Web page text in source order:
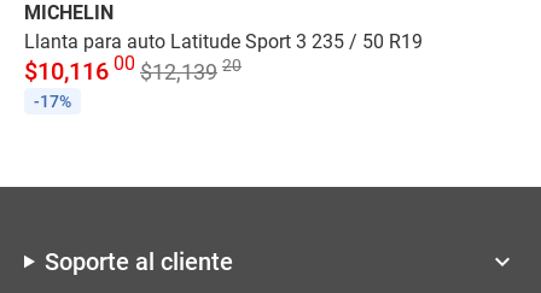
MICHELIN
Llanta para auto Latitude Sport 3 235 / 50 R19
$10,116 00 $12,139 20
-17%
Soporte al cliente keyboard_arrow_down